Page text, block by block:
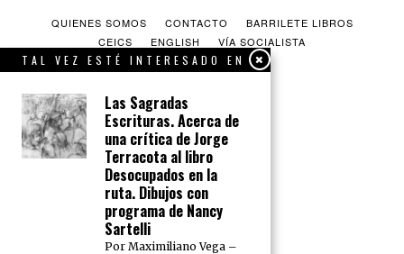
QUIENES SOMOS CONTACTO
BARRILETE LIBROS
CEICS
ENGLISH VÍA SOCIALISTA
TAL VEZ ESTÉ INTERESADO EN
Las Sagradas
Escrituras. Acerca de
una crítica de Jorge
Terracota al libro
Desocupados en la
ruta. Dibujos con
programa de Nancy
Sartelli
Por Maximiliano Vega –